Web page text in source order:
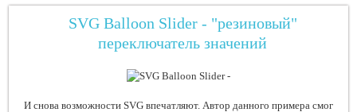
SVG Balloon Slider - "резиновый"
переключатель значений
И снова возможности SVG впечатляют. Автор данного примера смог